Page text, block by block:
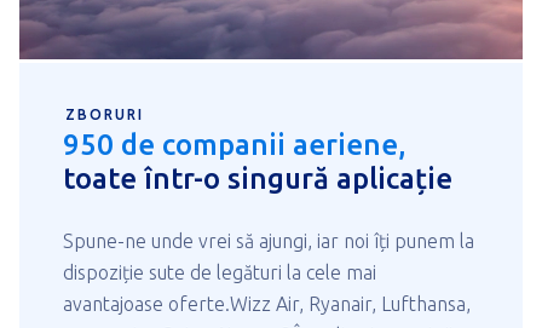
ZBORURI
950 de companii aeriene,
toate într-o singură aplicație
Spune-ne unde vrei să ajungi, iar noi îți punem la
dispoziție sute de legături la cele mai
avantajoase oferte.Wizz Air, Ryanair, Lufthansa,